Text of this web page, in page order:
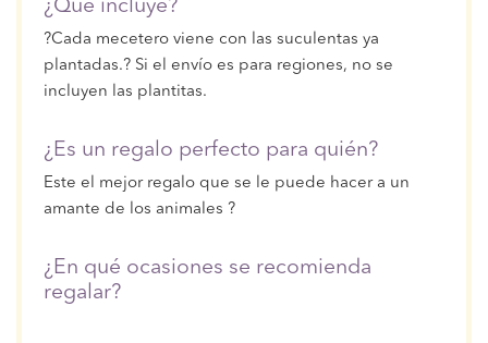
¿Qué incluye?
?Cada mecetero viene con las suculentas ya
plantadas.? Si el envío es para regiones, no se
incluyen las plantitas.
¿Es un regalo perfecto para quién?
Este el mejor regalo que se le puede hacer a un
amante de los animales ?
¿En qué ocasiones se recomienda
regalar?